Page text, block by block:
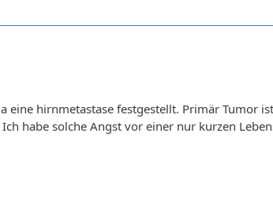
hirnmetastase festgestellt. Primär Tumor
habe solche Angst vor einer nur kurzen